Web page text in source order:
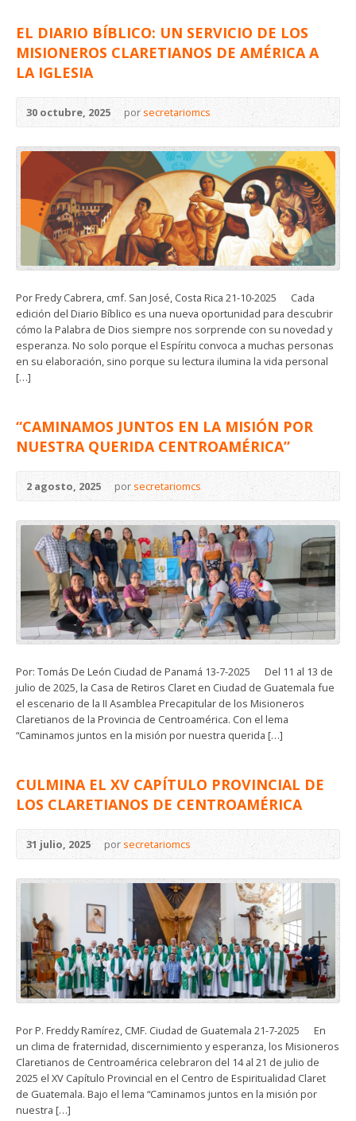
EL DIARIO BÍBLICO: UN SERVICIO DE LOS
MISIONEROS CLARETIANOS DE AMÉRICA A
LA IGLESIA
30 octubre, 2025 porsecretariomcs
Por Fredy Cabrera, cmf. San José, Costa Rica 21-10-2025 Cada
edición del Diario Bíblico es una nueva oportunidad para descubrir
cómo la Palabra de Dios siempre nos sorprende con su novedad y
esperanza. No solo porque el Espíritu convoca a muchas personas
en su elaboración, sino porque su lectura ilumina la vida personal
[…]
“CAMINAMOS JUNTOS EN LA MISIÓN POR
NUESTRA QUERIDA CENTROAMÉRICA”
2 agosto, 2025 por secretariomcs
Por: Tomás De León Ciudad de Panamá 13-7-2025 Del 11 al 13 de
julio de 2025, la Casa de Retiros Claret en Ciudad de Guatemala fue
el escenario de la II Asamblea Precapitular de los Misioneros
Claretianos de la Provincia de Centroamérica. Con el lema
“Caminamos juntos en la misión por nuestra querida […]
CULMINA EL XV CAPÍTULO PROVINCIAL DE
LOS CLARETIANOS DE CENTROAMÉRICA
31 julio, 2025 por secretariomcs
Por P. Freddy Ramírez, CMF. Ciudad de Guatemala 21-7-2025 En
un clima de fraternidad, discernimiento y esperanza, los Misioneros
Claretianos de Centroamérica celebraron del 14 al 21 de julio de
2025 el XV Capítulo Provincial en el Centro de Espiritualidad Claret
de Guatemala. Bajo el lema “Caminamos juntos en la misión por
nuestra […]